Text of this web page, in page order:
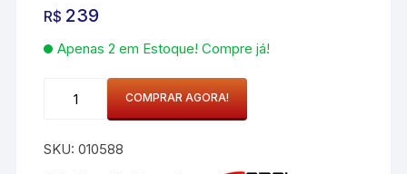
R$ 239
Apenas 2 em Estoque! Compre já!
TRASEIRO
RD-
COMPRAR AGORA!
SKU:010588